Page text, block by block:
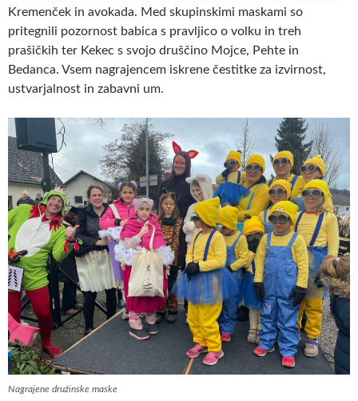
Kremenček in avokada. Med skupinskimi maskami so
pritegnili pozornost babica s pravljico o volku in treh
prašičkih ter Kekec s svojo druščino Mojce, Pehte in
Bedanca. Vsem nagrajencem iskrene čestitke za izvirnost,
ustvarjalnost in zabavni um.
Nagrajene družinske maske